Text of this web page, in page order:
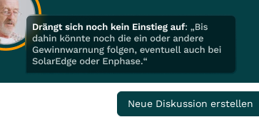
Neue Diskussion erstellen